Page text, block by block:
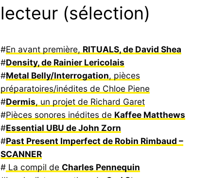
lecteur (sélection)
#En avant première, RITUALS, de David Shea
#Density, de Rainier Lericolais
#Metal Belly/Interrogation, pièces
préparatoires/inédites de Chloe Piene
#Dermis, un projet de Richard Garet
#Pièces sonores inédites de Kaffee Matthews
#Essential UBU de John Zorn
#Past Present Imperfect de Robin Rimbaud –
SCANNER
# La compil deCharles Pennequin